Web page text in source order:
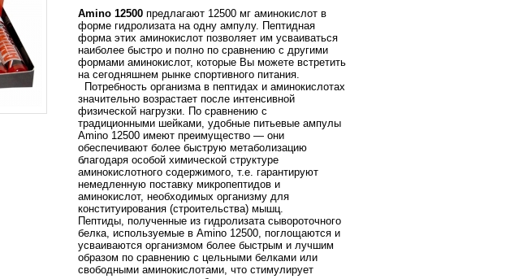
Amino 12500 предлагают 12500 мг аминокислот в
форме гидролизата на одну ампулу. Пептидная
форма этих аминокислот позволяет им усваиваться
наиболее быстро и полно по сравнению с другими
формами аминокислот, которые Вы можете встретить
на сегодняшнем рынке спортивного питания.
Потребность организма в пептидах и аминокислотах
значительно возрастает после интенсивной
физической нагрузки. По сравнению с
традиционными шейками, удобные питьевые ампулы
Amino 12500 имеют преимущество — они
обеспечивают более быструю метаболизацию
благодаря осо­бой химической структуре
аминокислотного содержимого, т.е. гарантируют
немедленную поставку микропептидов и
аминокислот, необходимых организму для
конституирования (строительства) мышц.
Пептиды, полученные из гидролизата сывороточного
белка, используемые в Amino 12500, поглощаются и
усваиваются организмом более быстрым и лучшим
образом по сравнению с цельны­ми белками или
свободными аминокислотами, что стимулирует